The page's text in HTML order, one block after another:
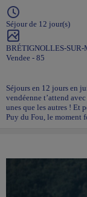
Séjour de 12 jour(s)
BRÉTIGNOLLES-SUR-
Vendee - 85
Séjours en 12 jours en
vendéenne t’attend
unes que les autres !
Puy du Fou, le moment